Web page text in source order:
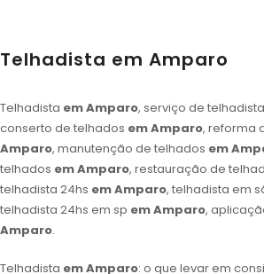
Telhadista em Amparo
Telhadista em Amparo, serviço de telhadista
conserto de telhados em Amparo, reforma
Amparo, manutenção de telhados em
telhados em Amparo, restauração de
telhadista 24hs em Amparo, telhadista em
telhadista 24hs em sp em Amparo,
Amparo.
Telhadista em Amparo: o que levar em